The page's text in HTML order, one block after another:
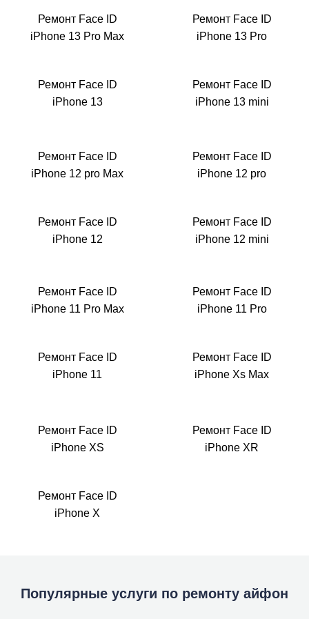
Ремонт Face ID
iPhone 13 Pro Max
Ремонт Face ID
iPhone 13 Pro
Ремонт Face ID
iPhone 13
Ремонт Face ID
iPhone 13 mini
Ремонт Face ID
iPhone 12 pro Max
Ремонт Face ID
iPhone 12 pro
Ремонт Face ID
iPhone 12
Ремонт Face ID
iPhone 12 mini
Ремонт Face ID
iPhone 11 Pro Max
Ремонт Face ID
iPhone 11 Pro
Ремонт Face ID
iPhone 11
Ремонт Face ID
iPhone Xs Max
Ремонт Face ID
iPhone XS
Ремонт Face ID
iPhone XR
Ремонт Face ID
iPhone X
Популярные услуги по ремонту айфон